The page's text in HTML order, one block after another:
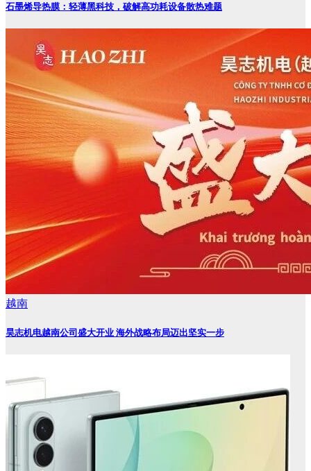
石墨烯导热膜：轻薄黑科技，破解高功耗设备散热难题
越南
昊志机电越南公司盛大开业 海外战略布局迈出坚实一步